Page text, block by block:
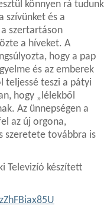
könnyen rá tudunk
szívünket és a
szertartáson
a híveket. A
hogy a pap
és az emberek
teljessé teszi a pátyi
hogy „lélekből
Az ünnepségen a
az új orgona,
szeretete továbbra is
Televizíó készített